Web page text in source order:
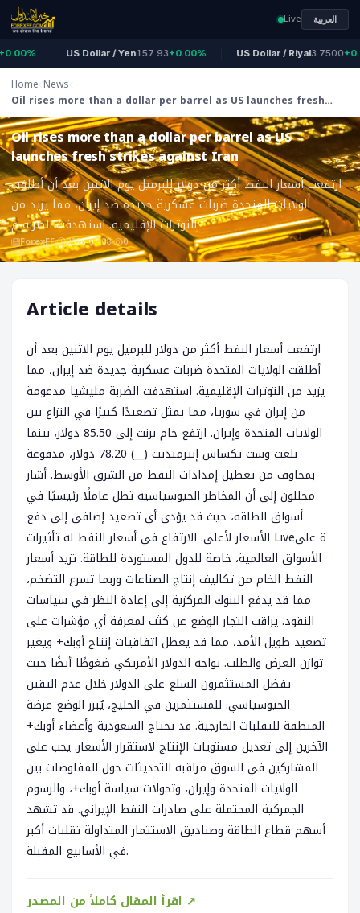
Live العربية
US Dollar / Yen157.93+0.00% US Dollar / Riyal3.7500
Home News
Oil rises more than a dollar per barrel as US launches fresh
strikes against Iran
ForexEF
Oil rises more than a dollar per barrel as US
launches fresh strikes against Iran
ارتفعت أسعار النفط أكثر من دولار للبرميل يوم الاثنين بعد أن أطلقت
الولايات المتحدة ضربات عسكرية جديدة ضد إيران، مما يزيد من
التوترات الإقليمية. استهدفت الضربة م
ForexEF 2026-07-08 0
Article details
ارتفعت أسعار النفط أكثر من دولار للبرميل يوم الاثنين بعد أن
أطلقت الولايات المتحدة ضربات عسكرية جديدة ضد إيران، مما
يزيد من التوترات الإقليمية. استهدفت الضربة مليشيا مدعومة
من إيران في سوريا، مما يمثل تصعيدًا كبيرًا في النزاع بين
الولايات المتحدة وإيران. ارتفع خام برنت إلى 85.50 دولار، بينما
بلغت وست تكساس إنترميديت (__) 78.20 دولار، مدفوعة
بمخاوف من تعطيل إمدادات النفط من الشرق الأوسط. أشار
محللون إلى أن المخاطر الجيوسياسية تظل عاملًا رئيسيًا في
أسواق الطاقة، حيث قد يؤدي أي تصعيد إضافي إلى دفع
الأسعار لأعلى. الارتفاع في أسعار النفط له تأثيرات Liveة على
الأسواق العالمية، خاصة للدول المستوردة للطاقة. تزيد أسعار
النفط الخام من تكاليف إنتاج الصناعات وربما تسرع التضخم،
مما قد يدفع البنوك المركزية إلى إعادة النظر في سياسات
النقود. يراقب التجار الوضع عن كثب لمعرفة أي مؤشرات على
تصعيد طويل الأمد، مما قد يعطل اتفاقيات إنتاج أوبك+ ويغير
توازن العرض والطلب. يواجه الدولار الأمريكي ضغوطًا أيضًا حيث
يفضل المستثمرون السلع على الدولار خلال عدم اليقين
الجيوسياسي. للمستثمرين في الخليج، يُبرز الوضع عرضة
المنطقة للتقلبات الخارجية. قد تحتاج السعودية وأعضاء أوبك+
الآخرين إلى تعديل مستويات الإنتاج لاستقرار الأسعار. يجب على
المشاركين في السوق مراقبة التحديثات حول المفاوضات بين
الولايات المتحدة وإيران، وتحولات سياسة أوبك+، والرسوم
الجمركية المحتملة على صادرات النفط الإيراني. قد تشهد
أسهم قطاع الطاقة وصناديق الاستثمار المتداولة تقلبات أكبر
في الأسابيع المقبلة.
اقرأ المقال كاملاً من المصدر ↗